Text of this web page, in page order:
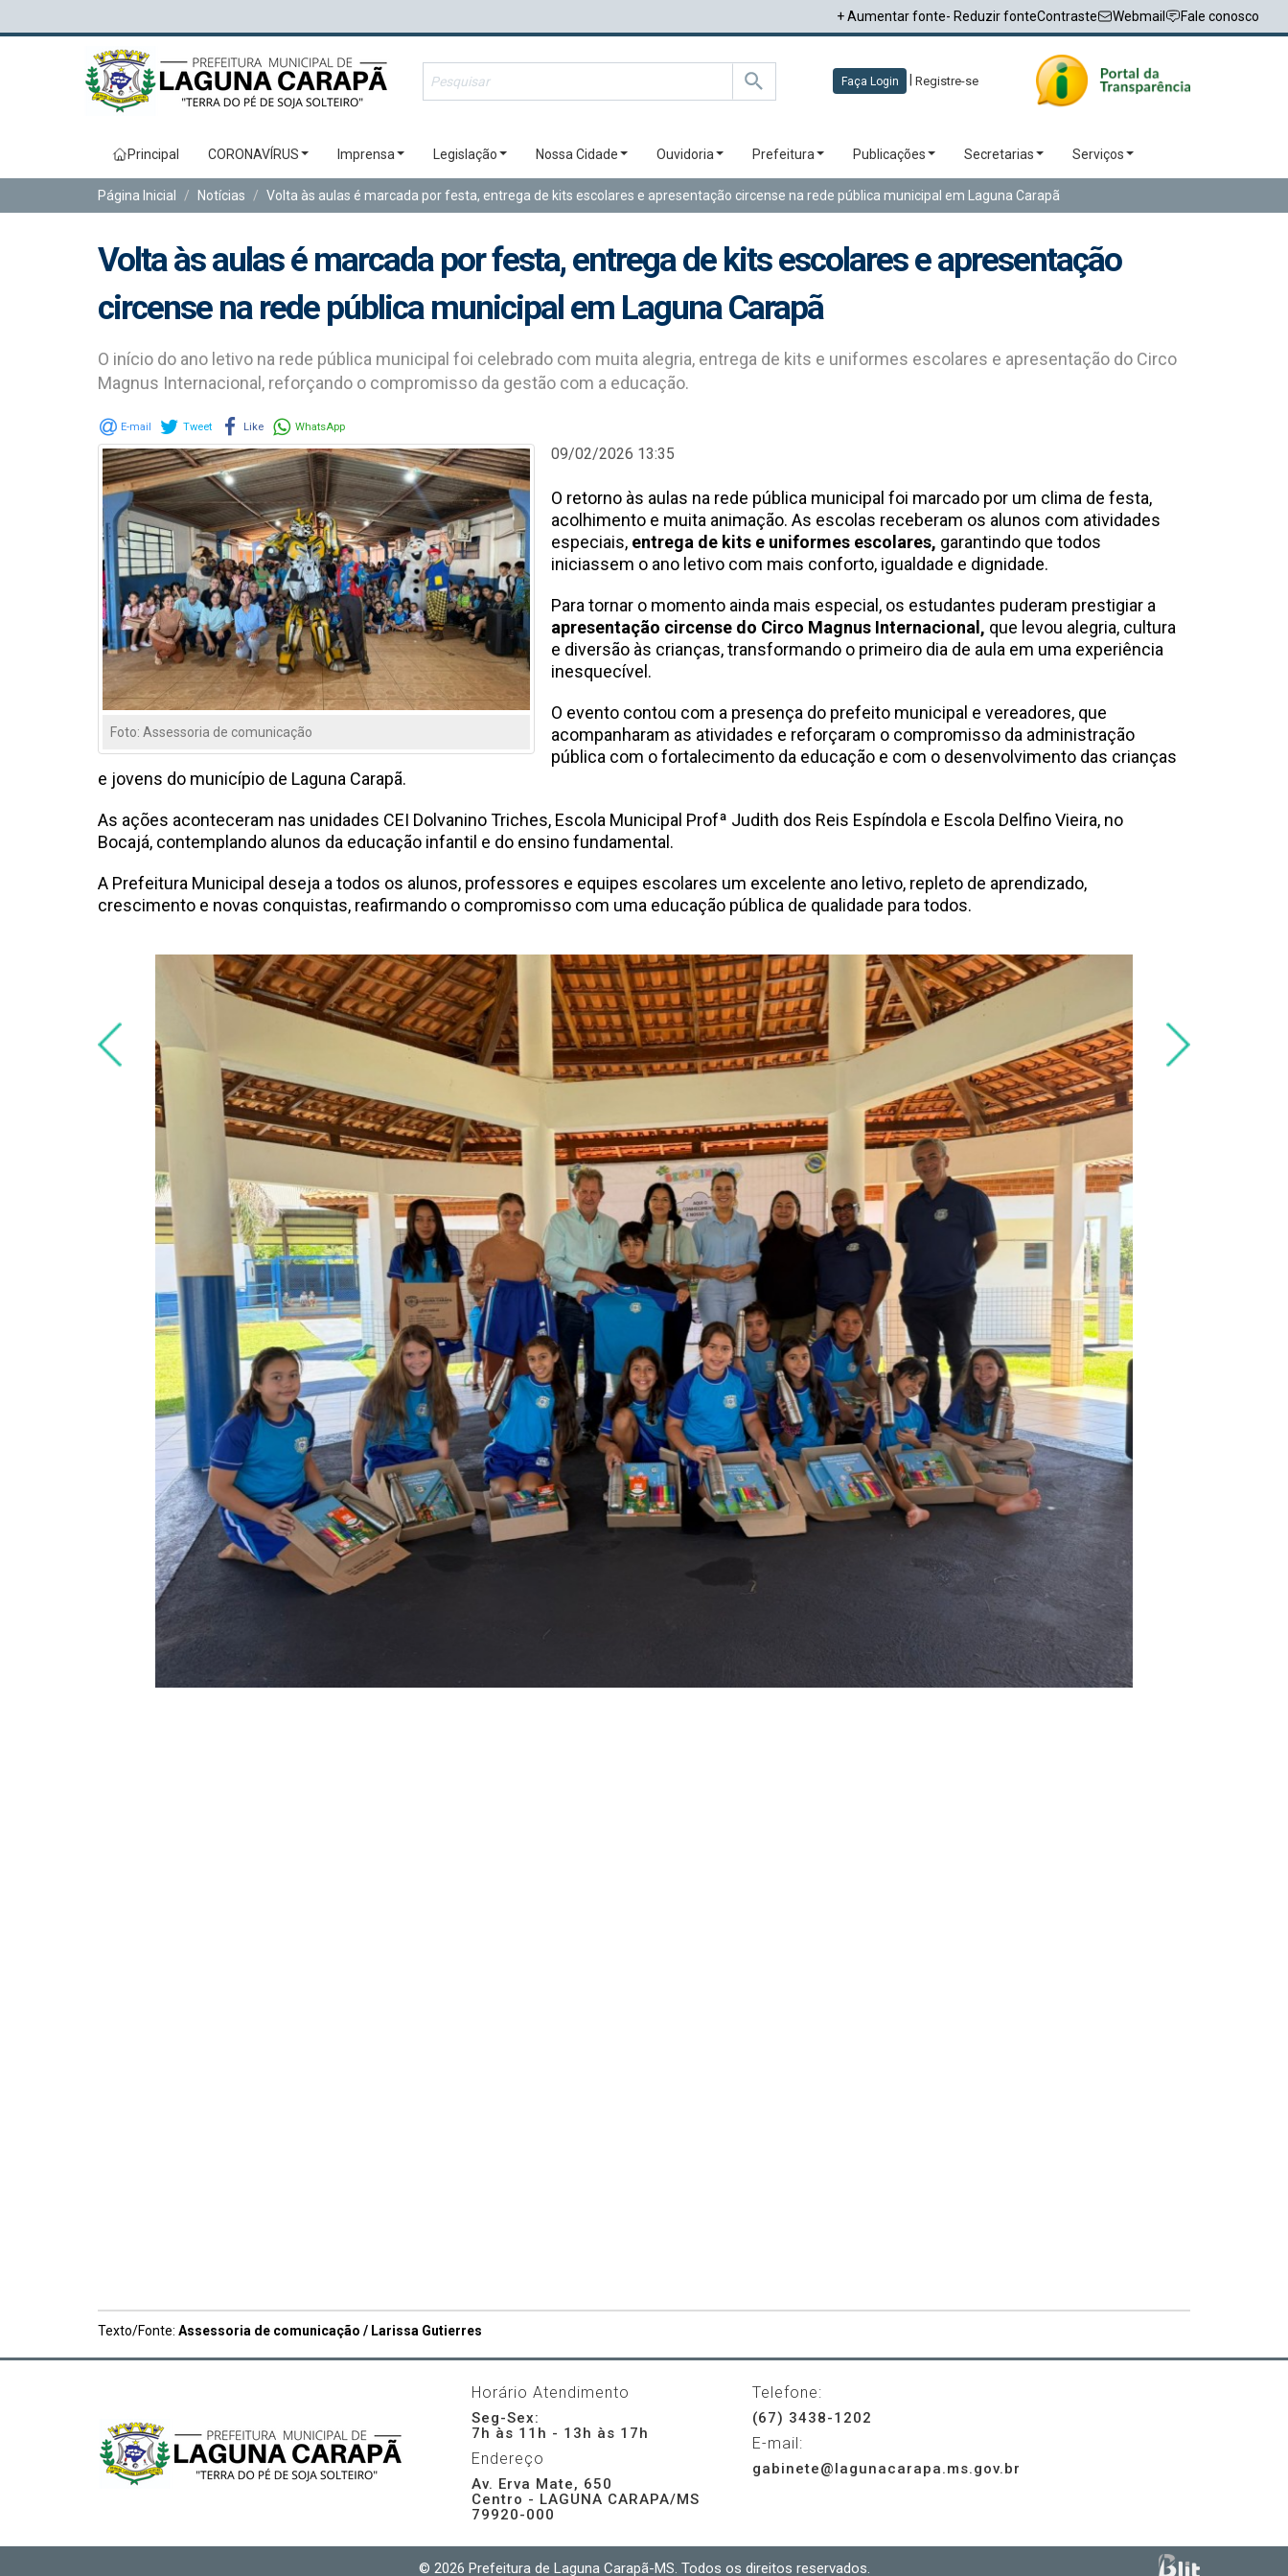
+ Aumentar fonte- Reduzir fonteContraste Webmail Fale conosco
Faça Login Registre-se
Principal CORONAVÍRUS Imprensa Legislação Nossa Cidade Ouvidoria Prefeitura Publicações Secretarias Serviços
Página Inicial Notícias Volta às aulas é marcada por festa, entrega de kits escolares e apresentação circense na rede pública municipal em Laguna Carapã
Volta às aulas é marcada por festa, entrega de kits escolares e apresentação
circense na rede pública municipal em Laguna Carapã
O início do ano letivo na rede pública municipal foi celebrado com muita alegria, entrega de kits e uniformes escolares e apresentação do Circo
Magnus Internacional, reforçando o compromisso da gestão com a educação.
E-mail Tweet Like WhatsApp
Foto: Assessoria de comunicação
09/02/2026 13:35
O retorno às aulas na rede pública municipal foi marcado por um clima de festa,
acolhimento e muita animação. As escolas receberam os alunos com atividades
especiais, entrega de kits e uniformes escolares, garantindo que todos
iniciassem o ano letivo com mais conforto, igualdade e dignidade.
Para tornar o momento ainda mais especial, os estudantes puderam prestigiar a
apresentação circense do Circo Magnus Internacional, que levou alegria, cultura
e diversão às crianças, transformando o primeiro dia de aula em uma experiência
inesquecível.
O evento contou com a presença do prefeito municipal e vereadores, que
acompanharam as atividades e reforçaram o compromisso da administração
pública com o fortalecimento da educação e com o desenvolvimento das crianças
e jovens do município de Laguna Carapã.
As ações aconteceram nas unidades CEI Dolvanino Triches, Escola Municipal Profª Judith dos Reis Espíndola e Escola Delfino Vieira, no
Bocajá, contemplando alunos da educação infantil e do ensino fundamental.
A Prefeitura Municipal deseja a todos os alunos, professores e equipes escolares um excelente ano letivo, repleto de aprendizado,
crescimento e novas conquistas, reafirmando o compromisso com uma educação pública de qualidade para todos.
Texto/Fonte: Assessoria de comunicação / Larissa Gutierres
Horário Atendimento
Seg-Sex:
7h às 11h - 13h às 17h
Endereço
Av. Erva Mate, 650
Centro - LAGUNA CARAPA/MS
79920-000
Telefone:
(67) 3438-1202
E-mail:
gabinete@lagunacarapa.ms.gov.br
© 2026 Prefeitura de Laguna Carapã-MS. Todos os direitos reservados.